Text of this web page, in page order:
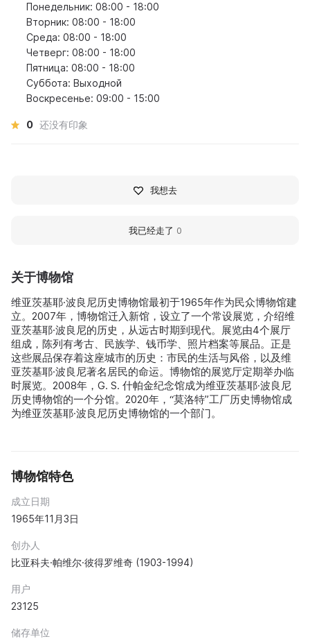
关于博物馆
维亚茨基耶·波良尼历史博物馆最初于1965年作为民众博物馆建
立。2007年，博物馆迁入新馆，设立了一个常设展览，介绍维
亚茨基耶·波良尼的历史，从远古时期到现代。展览由4个展厅
组成，陈列有考古、民族学、钱币学、照片档案等展品。正是
这些展品保存着这座城市的历史：市民的生活与风俗，以及维
亚茨基耶·波良尼著名居民的命运。博物馆的展览厅定期举办临
时展览。2008年，G. S. 什帕金纪念馆成为维亚茨基耶·波良尼
历史博物馆的一个分馆。2020年，“莫洛特”工厂历史博物馆成
为维亚茨基耶·波良尼历史博物馆的一个部门。
博物馆特色
成立日期
1965年11月3日
创办人
比亚科夫·帕维尔·彼得罗维奇 (1903-1994)
用户
23125
储存单位
Понедельник: 08:00 - 18:00
Вторник: 08:00 - 18:00
Среда: 08:00 - 18:00
Четверг: 08:00 - 18:00
Пятница: 08:00 - 18:00
Суббота: Выходной
Воскресенье: 09:00 - 15:00
0 还没有印象
我想去
我已经走了 0